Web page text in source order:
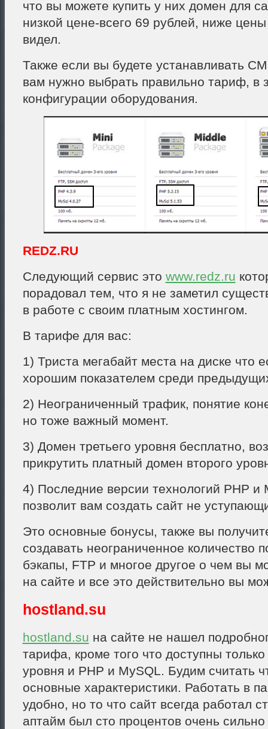
что вы можете купить у них домен для
низкой цене-всего 69 рублей, ниже
видел.
Также если вы будете устанавливать
вам нужно выбрать правильно тариф, в
конфигурации оборудования.
REDZ.RU
Следующий сервис это www.redz.ru
порадовал тем, что я не заметил
в работе с своим платным хостингом.
В тарифе для вас:
1) Триста мегабайт места на диске что
хорошим показателем среди
2) Неограниченный трафик, понятие
но тоже важный момент.
3) Домен третьего уровня бесплатно,
прикрутить платный домен второго
4) Последние версии технологий PHP и
позволит вам создать сайт не
Это основные бонусы, также вы
создавать неограниченное количество
бэкапы, FTP и многое другое о чем вы
на сайте и все это действительно вы
hostland.su
hostland.su на сайте не нашел
тарифа, кроме того что доступны
уровня и PHP и MySQL. Будим считать
основные характеристики. Работать в
удобно, но то что сайт всегда работал
аптайм был сто процентов очень